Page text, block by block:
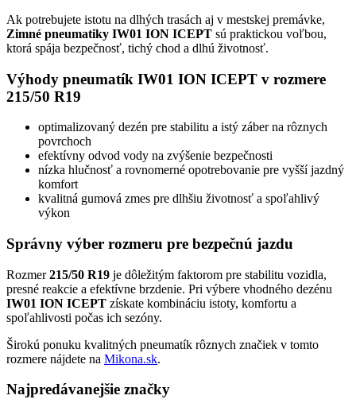
Ak potrebujete istotu na dlhých trasách aj v mestskej premávke,
Zimné pneumatiky IW01 ION ICEPT sú praktickou voľbou,
ktorá spája bezpečnosť, tichý chod a dlhú životnosť.
Výhody pneumatík IW01 ION ICEPT v rozmere
215/50 R19
optimalizovaný dezén pre stabilitu a istý záber na rôznych
povrchoch
efektívny odvod vody na zvýšenie bezpečnosti
nízka hlučnosť a rovnomerné opotrebovanie pre vyšší jazdný
komfort
kvalitná gumová zmes pre dlhšiu životnosť a spoľahlivý
výkon
Správny výber rozmeru pre bezpečnú jazdu
Rozmer215/50 R19 je dôležitým faktorom pre stabilitu vozidla,
presné reakcie a efektívne brzdenie. Pri výbere vhodného dezénu
IW01 ION ICEPT získate kombináciu istoty, komfortu a
spoľahlivosti počas ich sezóny.
Širokú ponuku kvalitných pneumatík rôznych značiek v tomto
rozmere nájdete na Mikona.sk.
Najpredávanejšie značky